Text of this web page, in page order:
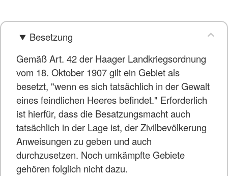
Besetzung
Gemäß Art. 42 der Haager Landkriegsordnung
vom 18. Oktober 1907 gilt ein Gebiet als
besetzt, "wenn es sich tatsächlich in der Gewalt
eines feindlichen Heeres befindet." Erforderlich
ist hierfür, dass die Besatzungsmacht auch
tatsächlich in der Lage ist, der Zivilbevölkerung
Anweisungen zu geben und auch
durchzusetzen. Noch umkämpfte Gebiete
gehören folglich nicht dazu.